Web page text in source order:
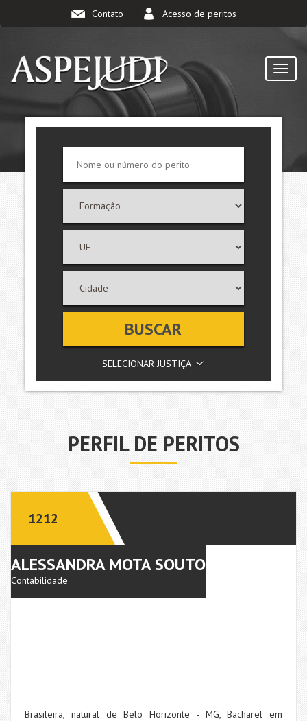
Contato Acesso de peritos
BUSCAR
SELECIONAR JUSTIÇA
PERFIL DE PERITOS
1212
ALESSANDRA MOTA SOUTO
Contabilidade
Brasileira, natural de Belo Horizonte - MG, Bacharel em